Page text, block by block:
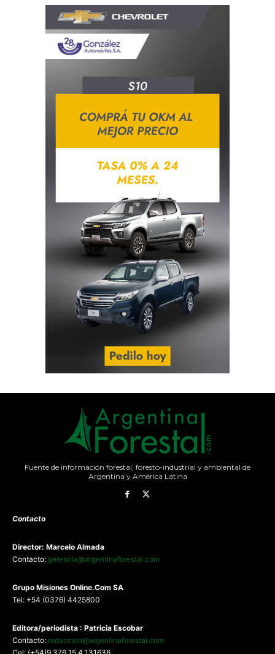
Fuente de información forestal, foresto-industrial y ambiental de
Argentina y América Latina
Contacto
Director: Marcelo Almada
Contacto: gerencia@argentinaforestal.com
Grupo Misiones Online.Com SA
Tel: +54 (0376) 4425800
Editora/periodista : Patricia Escobar
Contacto: redaccion@argentinaforestal.com